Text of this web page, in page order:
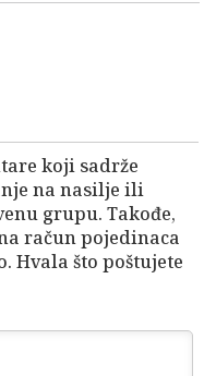
koji sadrže
na nasilje ili
grupu. Takođe,
račun pojedinaca
Hvala što poštujete